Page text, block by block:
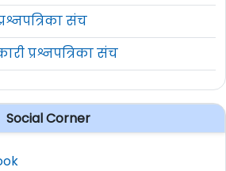
संच
प्रश्नपत्रिका संच
Social Corner